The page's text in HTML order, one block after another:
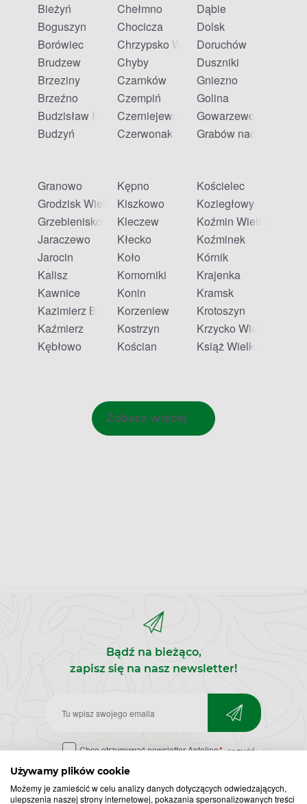
Używamy plików cookie
Możemy je zamieścić w celu analizy danych dotyczących odwiedzających,
ulepszenia naszej strony internetowej, pokazania spersonalizowanych treści
Bieżyń
Boguszyn
Borówiec
Brudzew
Brzeziny
Brzeźno
Budzisław Kościelny
Budzyń
Chełmno
Chocicza
Chrzypsko Wielkie
Chyby
Czarnków
Czempiń
Czerniejewo
Czerwonak
Dąbie
Dolsk
Doruchów
Duszniki
Gniezno
Golina
Gowarzewo
Grabów nad Prosną
Granowo
Grodzisk Wielkopolski
Grzebienisko
Jaraczewo
Jarocin
Kalisz
Kawnice
Kazimierz Biskupi
Kaźmierz
Kębłowo
Kępno
Kiszkowo
Kleczew
Kłecko
Koło
Komorniki
Konin
Korzeniew
Kostrzyn
Kościan
Kościelec
Koziegłowy
Koźmin Wielkopolski
Koźminek
Kórnik
Krajenka
Kramsk
Krotoszyn
Krzycko Wielkie
Książ Wielkopolski
Zobacz więcej
Bądź na bieżąco,
zapisz się na nasz newsletter!
Zapisz
do
newslettera
Chcę otrzymywać newsletter Apteline* rozwiń>